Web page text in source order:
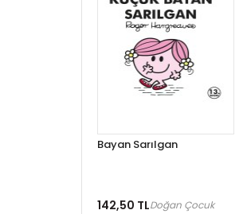
Bayan Sarılgan
142,50 TLDoğan Çocuk